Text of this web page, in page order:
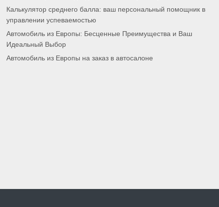
Калькулятор среднего балла: ваш персональный помощник в
управлении успеваемостью
Автомобиль из Европы: Бесценные Преимущества и Ваш
Идеальный Выбор
Автомобиль из Европы на заказ в автосалоне